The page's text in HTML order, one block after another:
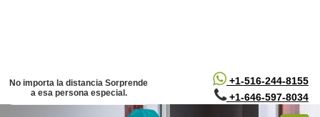
+1-516-244-8155
+1-646-597-8034
No importa la distancia Sorprende
a esa persona especial.